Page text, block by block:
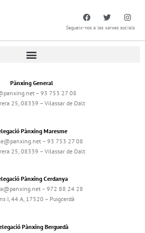
Segueix-nos a les xarxes socials
Pànxing General
– 93 753 27 08
25, 08339 – Vilassar de Dalt
Pànxing Maresme
– 93 753 27 08
25, 08339 – Vilassar de Dalt
Pànxing Cerdanya
– 972 88 24 28
I, 44 A, 17520 – Puigcerdà
Pànxing Berguedà